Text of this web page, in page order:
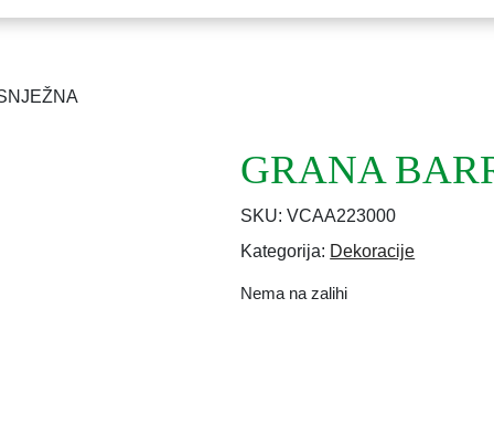
GRANA
SKU:VCAA223000
Kategorija: Dekoracije
Nema na zalihi